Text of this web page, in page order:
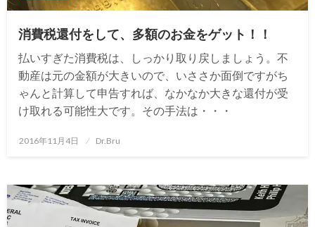
消費税還付をして、多額のお金をゲット！！
払いすぎた消費税は、しっかり取り戻しましょう。不
動産は元の金額が大きいので、いささか面倒ですがち
ゃんと計算して申告すれば、なかなか大きな還付が受
け取れる可能性大です。その手法は・・・
投
2016年11月4日 Dr.Bru